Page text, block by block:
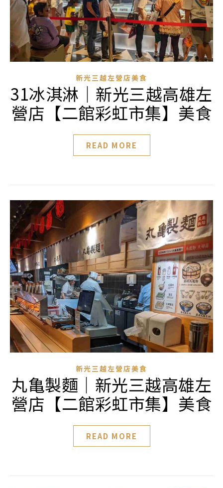
新光三越左營店美食
31冰淇淋｜新光三越高雄左
營店【二館彩虹市集】美食
READ MORE
新光三越左營店美食
丸亀製麵｜新光三越高雄左
營店【二館彩虹市集】美食
READ MORE